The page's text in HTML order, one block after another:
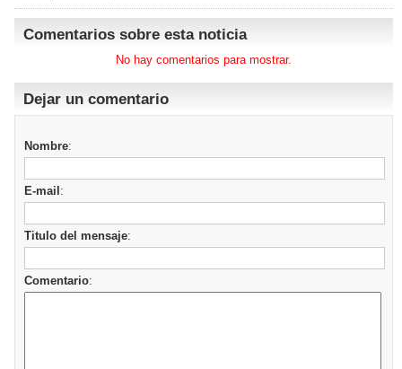
Comentarios sobre esta noticia
No hay comentarios para mostrar.
Dejar un comentario
Nombre:
E-mail :
Titulo del mensaje:
Comentario: